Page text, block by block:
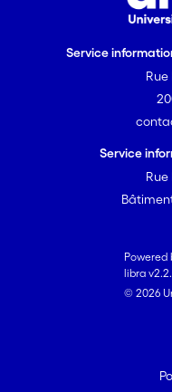
pas
les
et
est
La
Service
Rue
Service
Rue
Powered
libra
© 2026